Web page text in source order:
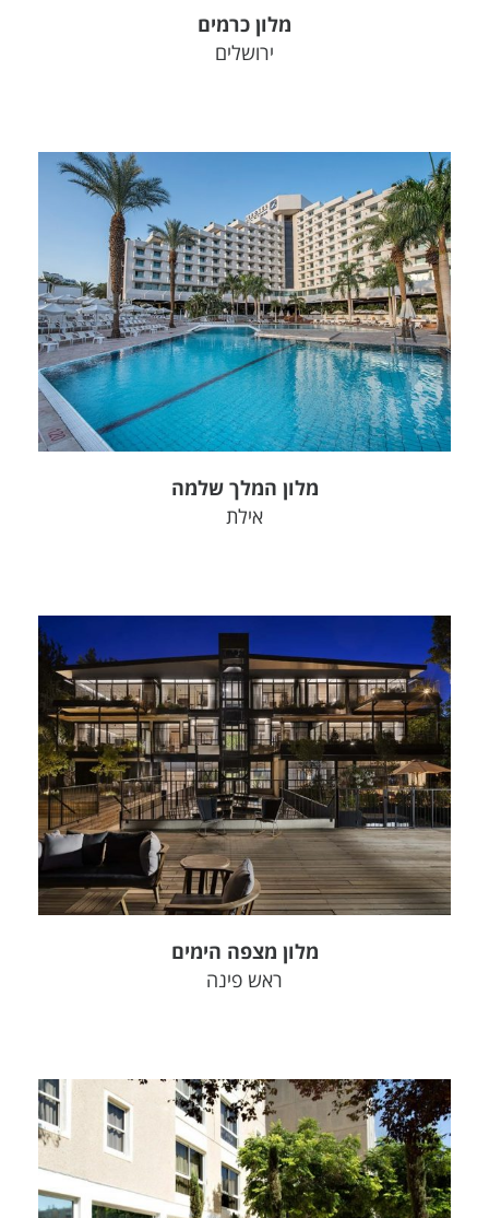
מלון כרמים
ירושלים
מלון המלך שלמה
אילת
צפה בפרויקט
מלון מצפה הימים
ראש פינה
צפה בפרויקט